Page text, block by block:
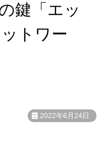
鍵「エッ
トワー
2022年6月24日